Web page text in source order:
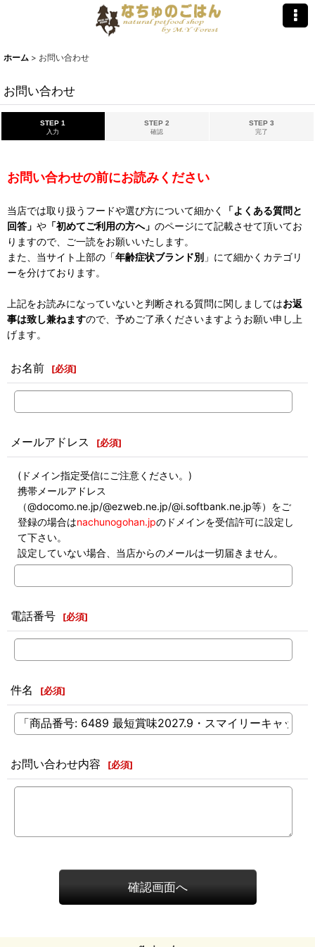
ホーム > お問い合わせ
お問い合わせ
STEP 1
入力
STEP 2
確認
STEP 3
完了
お問い合わせの前にお読みください
当店では取り扱うフードや選び方について細かく
「よくある質問と
回答」 や 「初めてご利用の方へ」 のページにて記載させて頂いてお
りますので、ご一読をお願いいたします。
また、当サイト上部の「年齢症状ブランド別 」にて細かくカテゴリ
ーを分けております。
上記をお読みになっていないと判断される質問に関しましてはお返
事は致し兼ねますので、予めご了承くださいますようお願い申し上
げます。
お名前 [必須]
メールアドレス [必須]
(ドメイン指定受信にご注意ください。)
携帯メールアドレス
（@docomo.ne.jp/@ezweb.ne.jp/@i.softbank.ne.jp等）をご
登録の場合はnachunogohan.jpのドメインを受信許可に設定し
て下さい。
設定していない場合、当店からのメールは一切届きません。
電話番号 [必須]
件名 [必須]
お問い合わせ内容 [必須]
確認画面へ